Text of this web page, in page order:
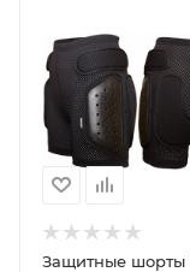
Защитные шорты